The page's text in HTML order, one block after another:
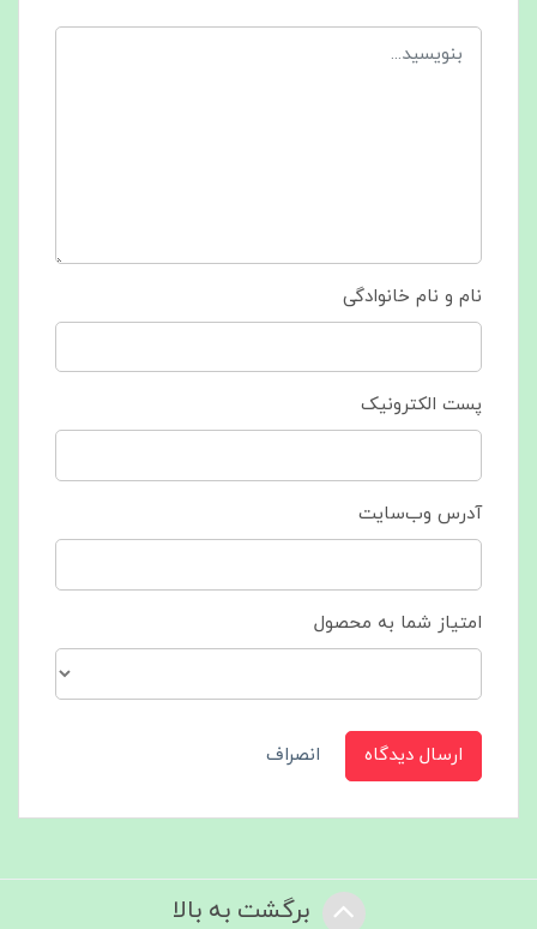
نام و نام خانوادگی
پست الکترونیک
آدرس وب‌سایت
امتیاز شما به محصول
ارسال دیدگاه انصراف
برگشت به بالا